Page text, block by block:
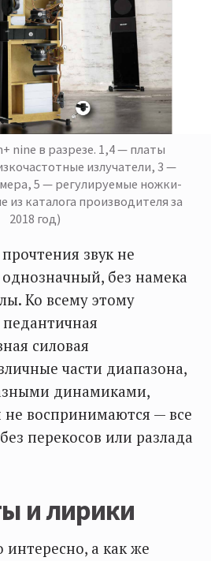
nine в разрезе. 1,4 — платы
излучатели, 3 —
5 — регулируемые ножки-
каталога производителя за
2018 год)
звук не
без намека
Ко всему этому
силовая
части диапазона,
динамиками,
не воспринимаются — все
перекосов или разлада
и лирики
а как же